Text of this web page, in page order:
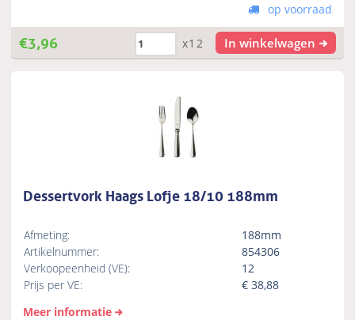
op voorraad
€3,96 x12 In winkelwagen
Dessertvork Haags Lofje 18/10 188mm
Afmeting:
188mm
Artikelnummer:
854306
Verkoopeenheid (VE):
12
Prijs per VE:
€38,88
Meer informatie